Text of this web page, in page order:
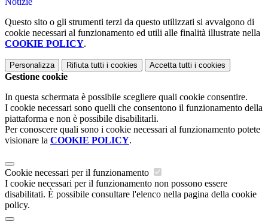
Questo sito o gli strumenti terzi da questo utilizzati si avvalgono di
cookie necessari al funzionamento ed utili alle finalità illustrate nella
COOKIE POLICY.
Personalizza Rifiuta tutti i cookies Accetta tutti i cookies
Gestione cookie
In questa schermata è possibile scegliere quali cookie consentire.
I cookie necessari sono quelli che consentono il funzionamento della
piattaforma e non è possibile disabilitarli.
Per conoscere quali sono i cookie necessari al funzionamento potete
visionare la COOKIE POLICY.
Cookie necessari per il funzionamento
I cookie necessari per il funzionamento non possono essere
disabilitati. È possibile consultare l'elenco nella pagina della cookie
policy.